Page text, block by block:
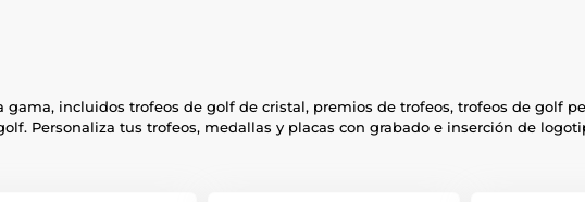
incluidos trofeos de golf de cristal, premios de trofeos, trofeos de golf
Personaliza tus trofeos, medallas y placas con grabado e inserción de